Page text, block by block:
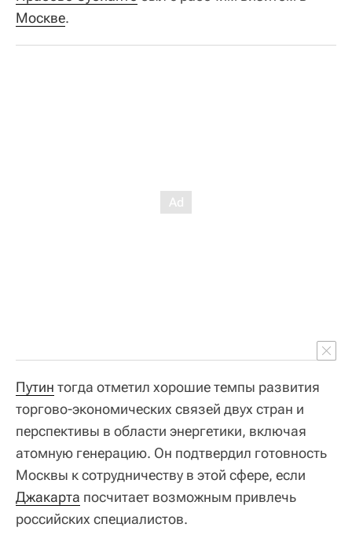
Москве.
Путин тогда отметил хорошие темпы развития
торгово-экономических связей двух стран и
перспективы в области энергетики, включая
атомную генерацию. Он подтвердил готовность
Москвы к сотрудничеству в этой сфере, если
Джакарта посчитает возможным привлечь
российских специалистов.